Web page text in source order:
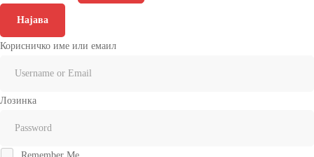
Најава
Корисничко име или емаил
Лозинка